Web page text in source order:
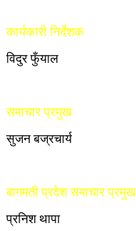
कार्यकारी निर्देशक
विदुर फुँयाल
समाचार प्रमुख
सुजन बज्रचार्य
बागमती प्रदेश समाचार प्रमुख
प्रनिश थापा